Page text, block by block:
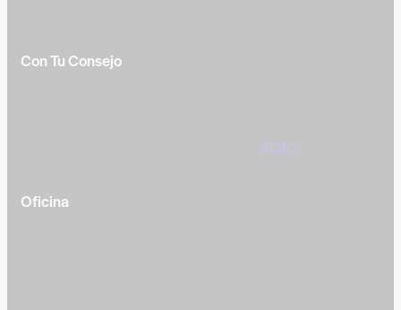
Con Tu Consejo
ACBC
Oficina